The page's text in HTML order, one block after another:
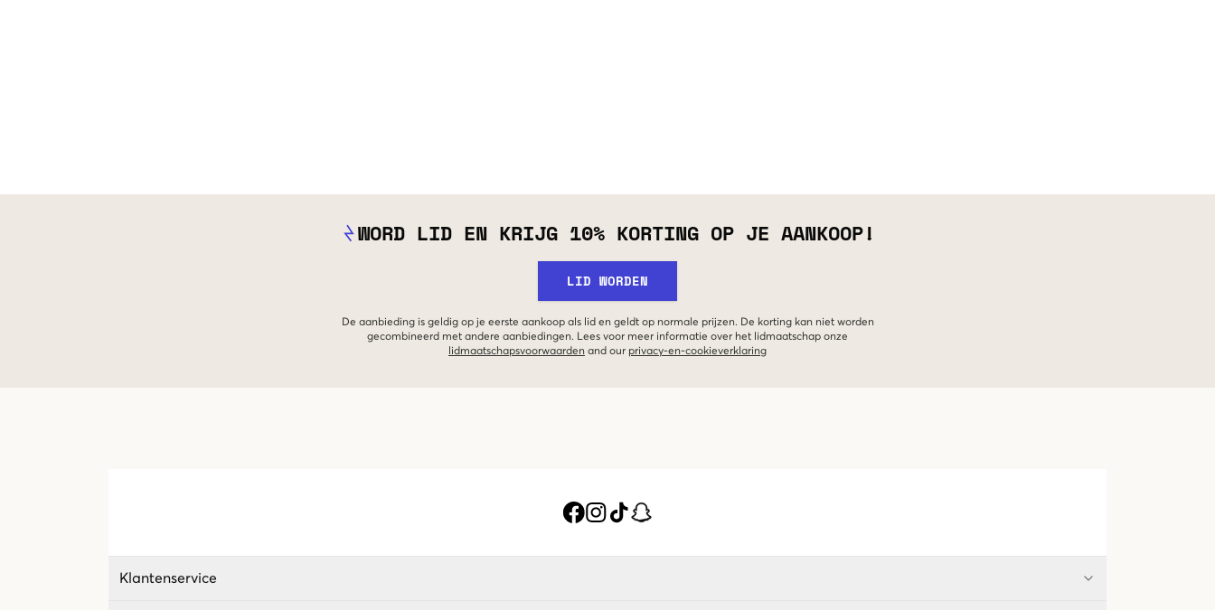
WORD LID EN KRIJG 10% KORTING OP JE AANKOOP!
LID WORDEN
De aanbieding is geldig op je eerste aankoop als lid en geldt op normale prijzen. De korting kan niet worden
gecombineerd met andere aanbiedingen. Lees voor meer informatie over het lidmaatschap onze
lidmaatschapsvoorwaarden and our privacy-en-cookieverklaring
Klantenservice